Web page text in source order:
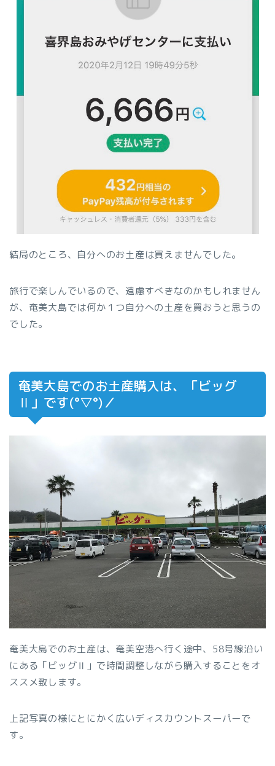
結局のところ、自分へのお土産は買えませんでした。
旅行で楽しんでいるので、遠慮すべきなのかもしれません
が、奄美大島では何か１つ自分への土産を買おうと思うの
でした。
奄美大島でのお土産購入は、「ビッグ
Ⅱ」です(°▽°)／
奄美大島でのお土産は、奄美空港へ行く途中、58号線沿い
にある「ビッグⅡ」で時間調整しながら購入することをオ
ススメ致します。
上記写真の様にとにかく広いディスカウントスーパーで
す。